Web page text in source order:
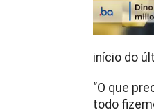
início do
“O que
todo